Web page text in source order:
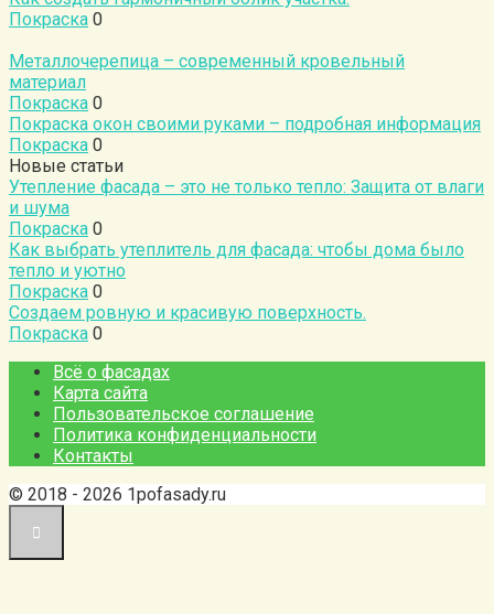
Покраска 0
Металлочерепица – современный кровельный
материал
Покраска 0
Покраска окон своими руками – подробная информация
Покраска 0
Новые статьи
Утепление фасада – это не только тепло: Защита от влаги
и шума
Покраска 0
Как выбрать утеплитель для фасада: чтобы дома было
тепло и уютно
Покраска 0
Создаем ровную и красивую поверхность.
Покраска 0
Всё о фасадах
Карта сайта
Пользовательское соглашение
Политика конфиденциальности
Контакты
© 2018 - 2026 1pofasady.ru